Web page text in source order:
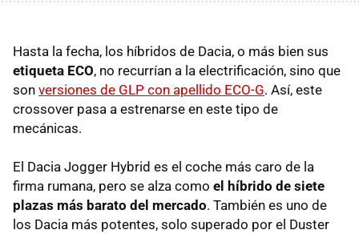
Hasta la fecha, los híbridos de Dacia, o más bien sus
etiqueta ECO, no recurrían a la electrificación, sino que
son versiones de GLP con apellido ECO-G. Así, este
crossover pasa a estrenarse en este tipo de
mecánicas.
El Dacia Jogger Hybrid es el coche más caro de la
firma rumana, pero se alza como el híbrido de siete
plazas más barato del mercado. También es uno de
los Dacia más potentes, solo superado por el Duster